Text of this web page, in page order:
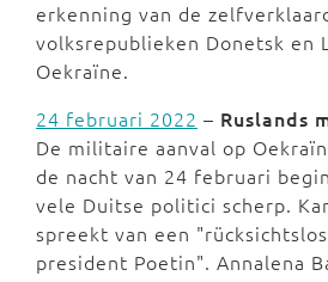
erkenning van de
volksrepublieken Donetsk en
Oekraïne.
24 februari 2022 – Ruslands
De militaire aanval op
de nacht van 24 februari
vele Duitse politici scherp.
spreekt van een
president Poetin". Annalena